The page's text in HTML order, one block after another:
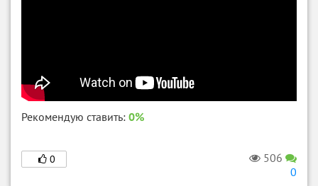
Рекомендую ставить: 0%
0
506
0